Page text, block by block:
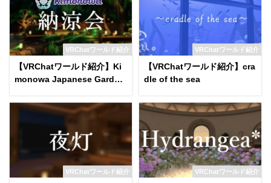
VRChatワールド紹介
【VRChatワールド紹介】Ki
monowa Japanese Garden
VRChatワールド紹介
【VRChatワールド紹介】cra
dle of the sea
VRChatワールド紹介 VRChatワールド紹介